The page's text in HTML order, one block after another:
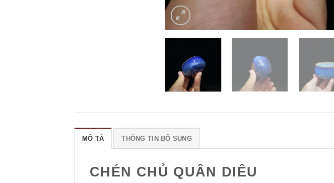
MÔ TẢ THÔNG TIN BỔ SUNG
CHÉN CHỦ QUÂN DIÊU